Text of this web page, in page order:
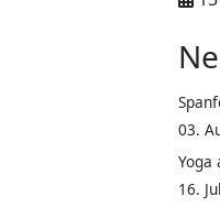
03.
Yoga
16.